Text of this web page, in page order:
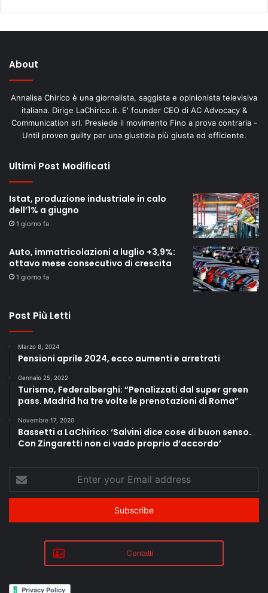
About
Annalisa Chirico è una giornalista, saggista e opinionista televisiva
italiana. Dirige LaChirico.it. E' founder CEO di AC Advocacy &
Communication srl. Presiede il movimento Fino a prova contraria -
Until proven guilty per una giustizia più giusta ed efficiente.
Ultimi Post Modificati
Istat, produzione industriale in calo
dell’1% a giugno
1 giorno fa
Auto, immatricolazioni a luglio +3,9%:
ottavo mese consecutivo di crescita
1 giorno fa
Post Più Letti
Marzo 8, 2024
Pensioni aprile 2024, ecco aumenti e arretrati
Gennaio 25, 2022
Turismo, Federalberghi: “Penalizzati dal super green
pass. Madrid ha tre volte le prenotazioni di Roma”
Novembre 17, 2020
Bassetti a LaChirico: ‘Salvini dice cose di buon senso.
Con Zingaretti non ci vado proprio d’accordo’
Enter
your
Email
Contatti